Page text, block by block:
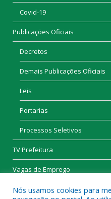
Covid-19
Publicações Oficiais
Decretos
Demais Publicações Oficiais
Leis
Portarias
Processos Seletivos
TV Prefeitura
Vagas de Emprego
Nós usamos cookies para